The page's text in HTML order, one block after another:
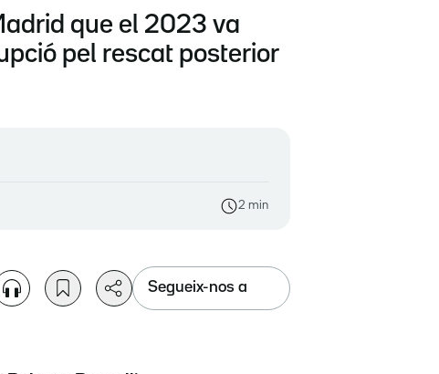
que el 2023 va
pel rescat posterior
2 min
Segueix-nos a